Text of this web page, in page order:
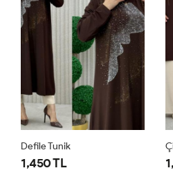
Defile Tunik
1,450 TL